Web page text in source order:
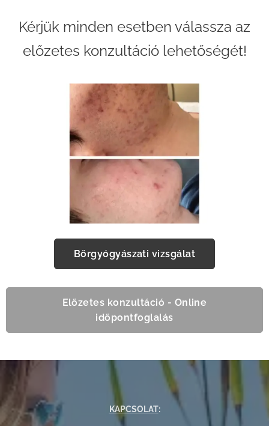
Kérjük minden esetben válassza az
előzetes konzultáció lehetőségét!
Bőrgyógyászati vizsgálat
Előzetes konzultáció - Online
időpontfoglalás
KAPCSOLAT: